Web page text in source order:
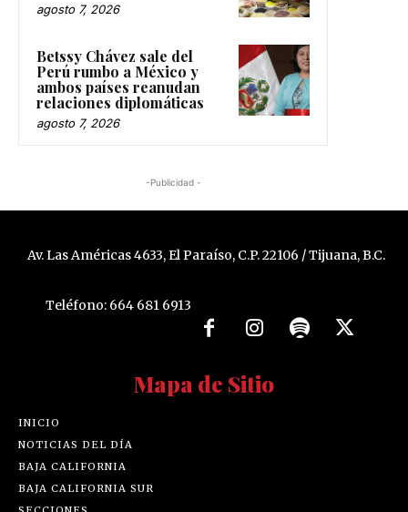
agosto 7, 2026
Betssy Chávez sale del
Perú rumbo a México y
ambos países reanudan
relaciones diplomáticas
agosto 7, 2026
-Publicidad -
Av. Las Américas 4633, El Paraíso, C.P. 22106 / Tijuana, B.C.
Teléfono: 664 681 6913
Mapa de Sitio
INICIO
NOTICIAS DEL DÍA
BAJA CALIFORNIA
BAJA CALIFORNIA SUR